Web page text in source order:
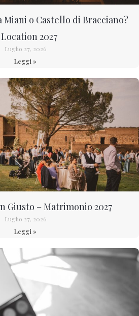
Miani o Castello di Bracciano?
Location 2027
Luglio 27, 2026
Leggi »
Giusto – Matrimonio 2027
Luglio 27, 2026
Leggi »